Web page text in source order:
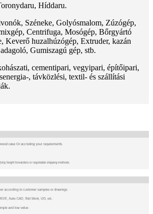
Híddaru.
Széneke, Golyósmalom, Zúzógép,
Centrifuga, Mosógép, Bőrgyártó
Keverő huzalhúzógép, Extruder, kazán
Gumiszagú gép, stb.
cementipari, vegyipari, építőipari,
, távközlési, textil- és szállítási